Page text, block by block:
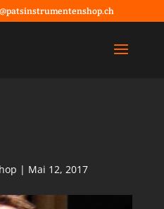
| Mai 12, 2017